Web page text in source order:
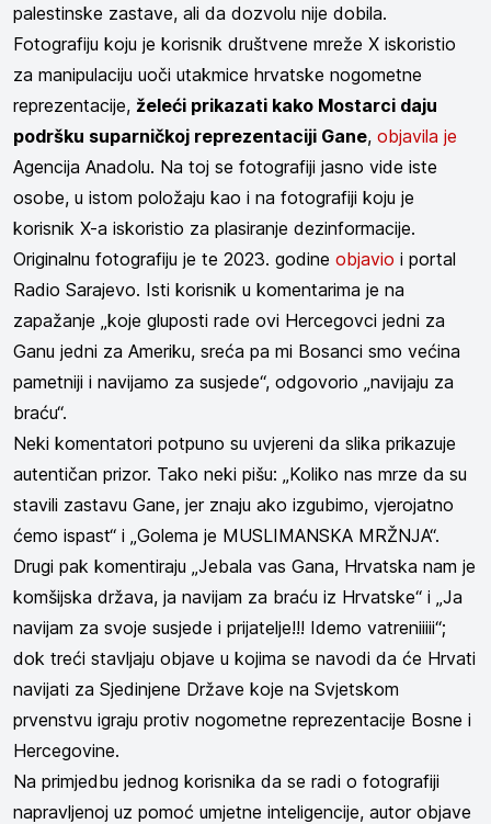
palestinske zastave, ali da dozvolu nije dobila.
Fotografiju koju je korisnik društvene mreže X iskoristio
za manipulaciju uoči utakmice hrvatske nogometne
reprezentacije, želeći prikazati kako Mostarci daju
podršku suparničkoj reprezentaciji Gane, objavila je
Agencija Anadolu. Na toj se fotografiji jasno vide iste
osobe, u istom položaju kao i na fotografiji koju je
korisnik X-a iskoristio za plasiranje dezinformacije.
Originalnu fotografiju je te 2023. godine objavio i portal
Radio Sarajevo. Isti korisnik u komentarima je na
zapažanje „koje gluposti rade ovi Hercegovci jedni za
Ganu jedni za Ameriku, sreća pa mi Bosanci smo većina
pametniji i navijamo za susjede“, odgovorio „navijaju za
braću“.
Neki komentatori potpuno su uvjereni da slika prikazuje
autentičan prizor. Tako neki pišu: „Koliko nas mrze da su
stavili zastavu Gane, jer znaju ako izgubimo, vjerojatno
ćemo ispast“ i „Golema je MUSLIMANSKA MRŽNJA“.
Drugi pak komentiraju „Jebala vas Gana, Hrvatska nam je
komšijska država, ja navijam za braću iz Hrvatske“ i „Ja
navijam za svoje susjede i prijatelje!!! Idemo vatreniiiii“;
dok treći stavljaju objave u kojima se navodi da će Hrvati
navijati za Sjedinjene Države koje na Svjetskom
prvenstvu igraju protiv nogometne reprezentacije Bosne i
Hercegovine.
Na primjedbu jednog korisnika da se radi o fotografiji
napravljenoj uz pomoć umjetne inteligencije, autor objave